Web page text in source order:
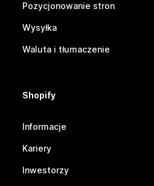
Pozycjonowanie stron
Wysyłka
Waluta i tłumaczenie
Shopify
Informacje
Kariery
Inwestorzy